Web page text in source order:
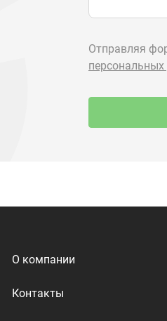
Доставка и оплата
Политика конфиденциальности